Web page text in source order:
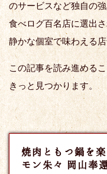
のサービスなど独自の
食べログ百名店に選出
静かな個室で味わえる
この記事を読み進める
きっと見つかります。
焼肉ともつ鍋を
モン朱々 岡山奉